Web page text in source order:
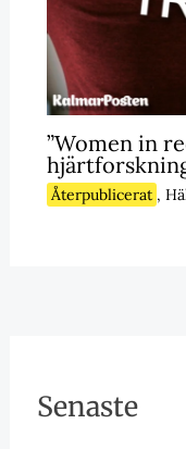
”Women in
Återpublicerat ,
Senaste